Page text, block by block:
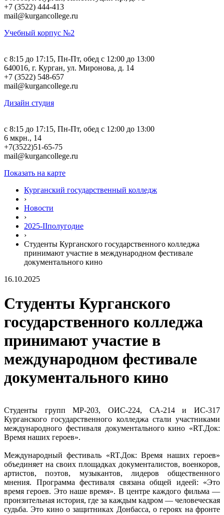
+7 (3522) 444-413
mail@kurgancollege.ru
Учебный корпус №2
c 8:15 до 17:15, Пн-Пт, обед с 12:00 до 13:00
640016, г. Курган, ул. Миронова, д. 14
+7 (3522) 548-657
mail@kurgancollege.ru
Дизайн студия
c 8:15 до 17:15, Пн-Пт, обед с 12:00 до 13:00
6 мкрн., 14
+7(3522)51-65-75
mail@kurgancollege.ru
Показать на карте
Курганский государственный колледж
›
Новости
›
2025-IIполугодие
›
Студенты Курганского государственного колледжа
принимают участие в международном фестивале
документального кино
16.10.2025
Студенты Курганского
государственного колледжа
принимают участие в
международном фестивале
документального кино
Студенты групп МР‑203, ОИС‑224, СА‑214 и ИС‑317
Курганского государственного колледжа стали участниками
международного фестиваля документального кино «RT.Док:
Время наших героев».
Международный фестиваль «RT.Док: Время наших героев»
объединяет на своих площадках документалистов, военкоров,
артистов, поэтов, музыкантов, лидеров общественного
мнения. Программа фестиваля связана общей идеей: «Это
время героев. Это наше время». В центре каждого фильма —
пронзительная история, где за каждым кадром — человеческая
судьба. Это кино о защитниках Донбасса, о героях на фронте